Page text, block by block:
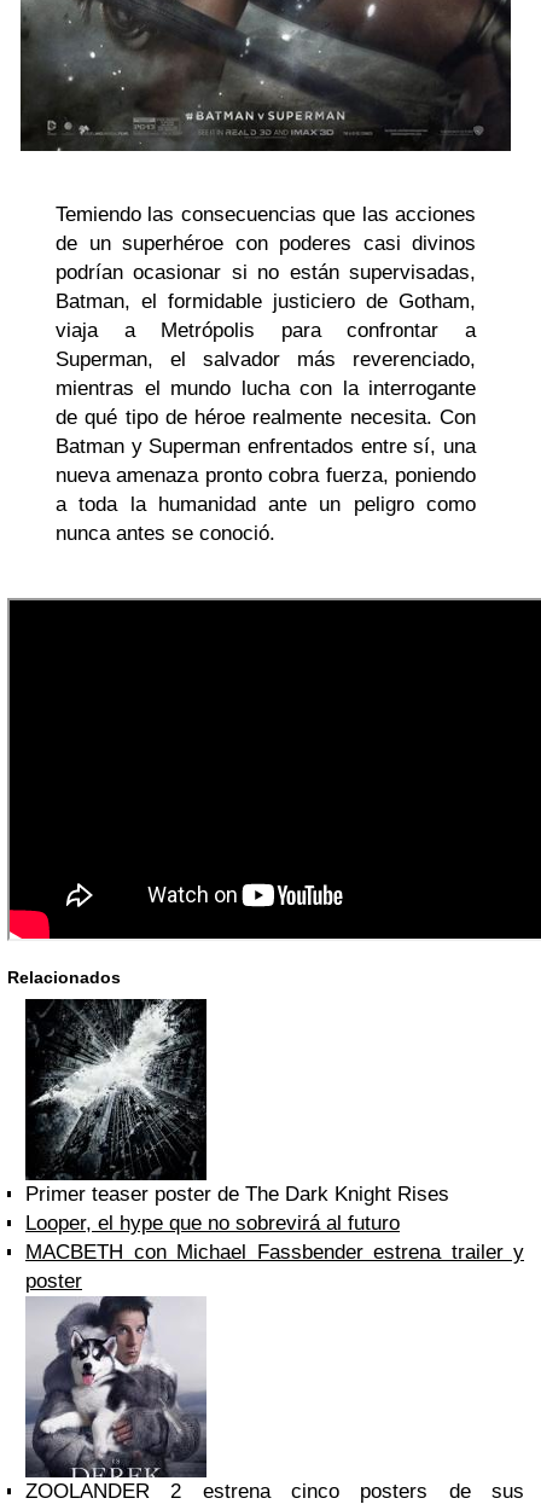
Temiendo las consecuencias que las acciones
de un superhéroe con poderes casi divinos
podrían ocasionar si no están supervisadas,
Batman, el formidable justiciero de Gotham,
viaja a Metrópolis para confrontar a
Superman, el salvador más reverenciado,
mientras el mundo lucha con la interrogante
de qué tipo de héroe realmente necesita. Con
Batman y Superman enfrentados entre sí, una
nueva amenaza pronto cobra fuerza, poniendo
a toda la humanidad ante un peligro como
nunca antes se conoció.
Relacionados
Primer teaser poster de The Dark Knight Rises
Looper, el hype que no sobrevirá al futuro
MACBETH con Michael Fassbender estrena trailer y
poster
ZOOLANDER 2 estrena cinco posters de sus